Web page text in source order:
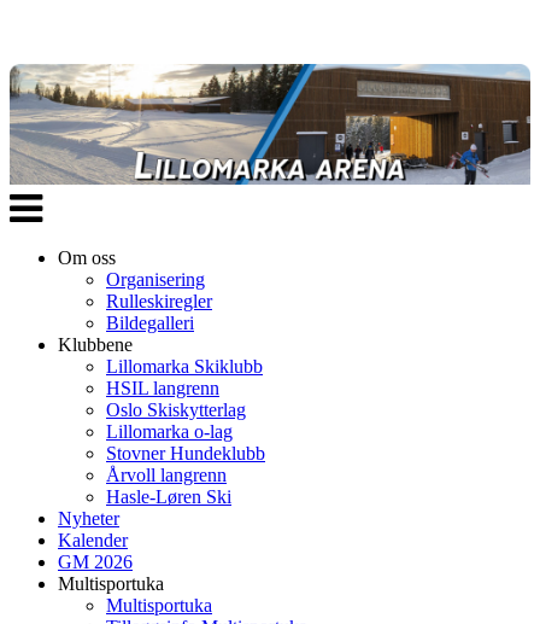
Veksle
navigasjon
Om oss
Organisering
Rulleskiregler
Bildegalleri
Klubbene
Lillomarka Skiklubb
HSIL langrenn
Oslo Skiskytterlag
Lillomarka o-lag
Stovner Hundeklubb
Årvoll langrenn
Hasle-Løren Ski
Nyheter
Kalender
GM 2026
Multisportuka
Multisportuka